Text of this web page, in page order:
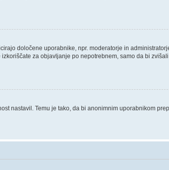
določene uporabnike, npr. moderatorje in
za objavljanje po nepotrebnem, samo da bi
nastavil. Temu je tako, da bi anonimnim uporabnikom